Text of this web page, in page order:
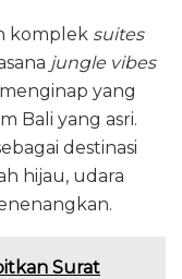
komplek suites
jungle vibes
yang
Bali yang asri.
destinasi
hijau, udara
Surat